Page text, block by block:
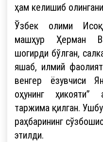
ҳам келишиб
Ўзбек олими
машҳур Ҳерман
шогирди бўлган,
яшаб, илмий
венгер ёзувчиси
оҳунинг ҳикояти”
таржима қилган.
раҳбарининг
этилди.